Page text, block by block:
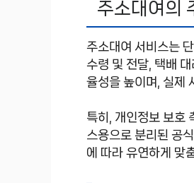
주소대여의
주소대여 서비스는
수령 및 전달, 택배
율성을 높이며, 실제
특히, 개인정보 보호
스용으로 분리된 공
에 따라 유연하게 맞